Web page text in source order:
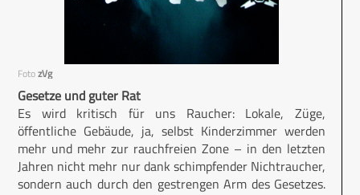
FotozVg
Gesetze und guter Rat
Es wird kritisch für uns Raucher: Lokale, Züge,
öffentliche Gebäude, ja, selbst Kinderzimmer werden
mehr und mehr zur rauchfreien Zone – in den letzten
Jahren nicht mehr nur dank schimpfender Nichtraucher,
sondern auch durch den gestrengen Arm des Gesetzes.